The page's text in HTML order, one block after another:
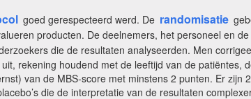
goed gerespecteerd werd. De randomisatie
producten. De deelnemers, het personeel en
die de resultaten analyseerden. Men
rekening houdend met de leeftijd van de patiëntes,
van de MBS-score met minstens 2 punten. Er zijn
die de interpretatie van de resultaten